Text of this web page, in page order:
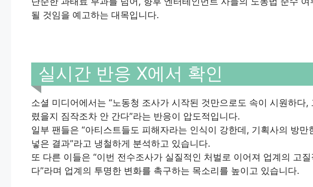
될 것임을 예고하는 대목입니다.
실시간 반응 X에서 확인
소셜 미디어에서는 “노동청 조사가 시작된 것만으로도 속이 시원하다
렸을지 짐작조차 안 간다”라는 반응이 압도적입니다.
일부 팬들은 “아티스트들도 피해자라는 인식이 강한데, 기획사의 방
넣은 결과”라고 냉철하게 분석하고 있습니다.
또 다른 이들은 “이번 전수조사가 실질적인 처벌로 이어져 업계의 고
다”라며 업계의 투명한 변화를 촉구하는 목소리를 높이고 있습니다.